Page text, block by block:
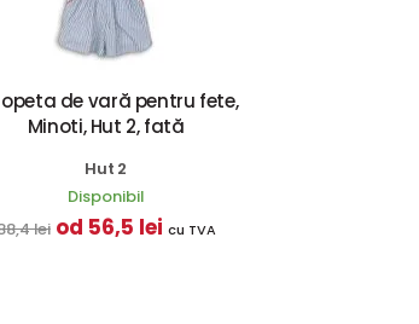
de vară pentru fete,
Minoti, Hut 2, fată
Hut 2
Disponibil
lei od 56,5 lei cu TVA